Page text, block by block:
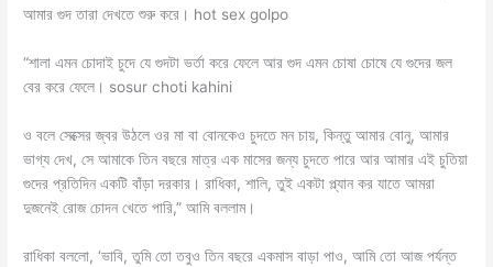
আমার গুদ তারা দেখতে শুরু করে। hot sex golpo
“শালা এমন চোদাই চুদে যে গুদটা ভর্তা করে ফেলে আর গুদ এমন চোষা চোষে যে গুদের জল
বের করে ফেলে। sosur choti kahini
ও বলে সেক্সের জ্বর উঠলে ওর মা বা বোনকেও চুদতে মন চায়, কিন্তু আমার বোনু, আমার
ভাগ্য দেখ, সে আমাকে তিন বছরে মাত্র এক মাসের জন্য চুদতে পারে আর আমার এই চুতিয়া
গুদের প্রতিদিন একটি বাঁড়া দরকার। রাধিকা, শালি, তুই একটা প্ল্যান কর যাতে আমরা
দুজনেই রোজ চোদন খেতে পারি,” আমি বললাম।
রাধিকা বললো, ‘ভাবি, তুমি তো তবুও তিন বছরে একমাস বাড়া পাও, আমি তো আজ পর্যন্ত